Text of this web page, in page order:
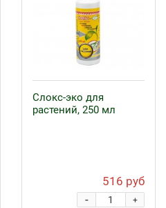
Слокс-эко для
растений, 250 мл
516 руб
+
-